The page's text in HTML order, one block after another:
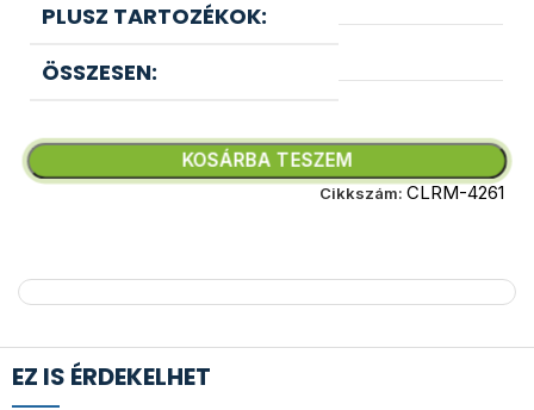
PLUSZ TARTOZÉKOK:
ÖSSZESEN:
KOSÁRBA TESZEM
Cikkszám: CLRM-4261
EZ IS ÉRDEKELHET